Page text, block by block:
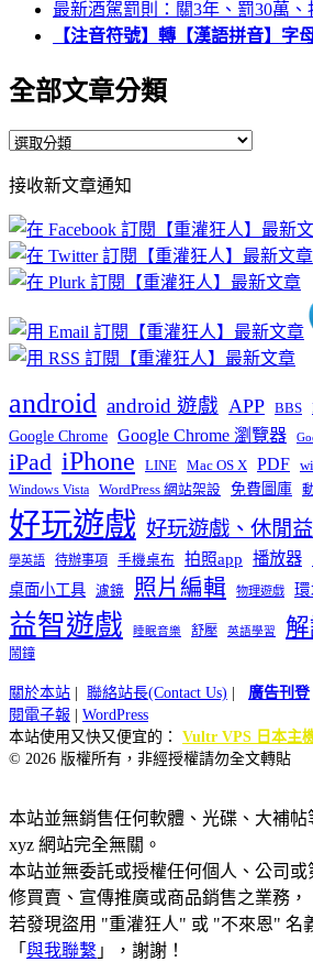
最新酒駕罰則：關3年、罰30萬、
【注音符號】轉【漢語拼音】字
全部文章分類
全
文
章
分
類
接收新文章通知
android android 遊戲 APP BBS
Google Chrome Google Chrome 瀏覽器
iPad iPhone LINE Mac OS X PDF
Windows Vista WordPress 網站架設 免費圖庫
好玩遊戲 好玩遊戲、休閒
學英語 待辦事項 手機桌布 拍照app 播放器
桌面小工具 濾鏡 照片編輯 物理遊戲
益智遊戲 睡眠音樂 舒壓 英語學習
鬧鐘
關於本站 聯絡站長(Contact Us) 廣告刊登|
閱電子報
WordPress
本站使用又快又便宜的： Vultr VPS 日本主
© 2026 版權所有，非經授權請勿全文轉貼
本站並無銷售任何軟體、光碟、大補
xyz 網站完全無關。
本站並無委託或授權任何個人、公司
修買賣、宣傳推廣或商品銷售之業務，
若發現盜用 "重灌狂人" 或 "不來恩" 名
「 與我聯繫 」，謝謝！